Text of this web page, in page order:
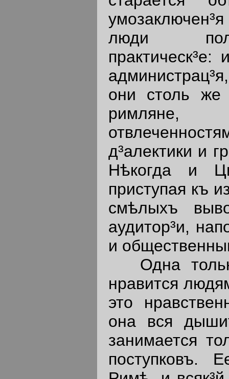
люди
они столь же
д³алектики и
Нѣкогда и
приступая къ
смѣлыхъ
аудитор³и,
и
Одна
нравится
это
она вся
занимается
поступковъ.